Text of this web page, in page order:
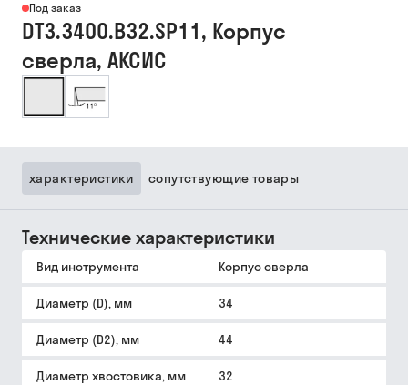
Под заказ
DT3.3400.B32.SP11, Корпус
сверла, АКСИС
характеристики сопутствующие товары
Технические характеристики
Вид инструмента Корпус сверла
Диаметр (D), мм 34
Диаметр (D2), мм 44
Диаметр хвостовика, мм 32